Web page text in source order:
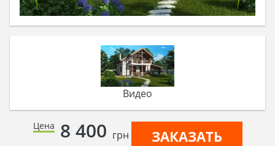
Видео
Цена 8 400 грн
ЗАКАЗАТЬ